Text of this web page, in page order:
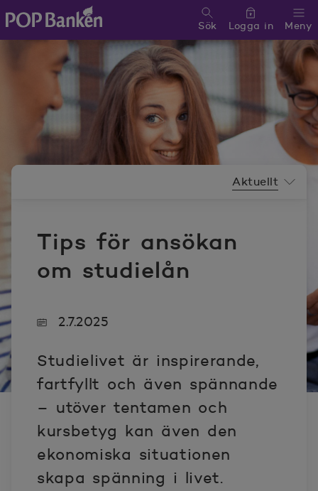
POP banken, till hemsidan
Meny
Sök Logga in
Tips för ansökan
om studielån
Aktuellt
2.7.2025
Studielivet är inspirerande,
fartfyllt och även spännande
– utöver tentamen och
kursbetyg kan även den
ekonomiska situationen
skapa spänning i livet.